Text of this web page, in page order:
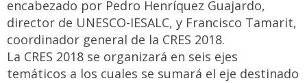
encabezado por Pedro Henríquez Guajardo,
director de UNESCO-IESALC, y Francisco Tamarit,
coordinador general de la CRES 2018.
La CRES 2018 se organizará en seis ejes
temáticos a los cuales se sumará el eje destinado